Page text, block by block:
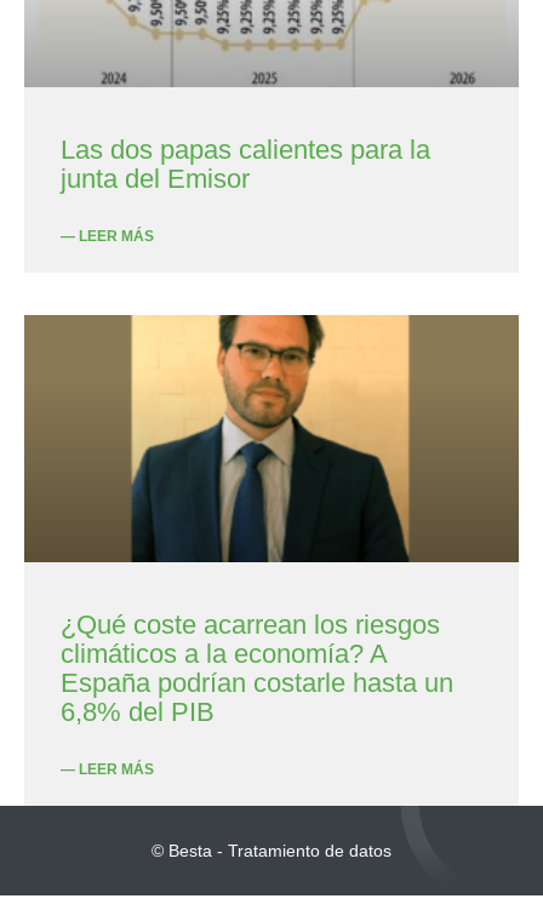
Las dos papas calientes para la
junta del Emisor
— LEER MÁS
¿Qué coste acarrean los riesgos
climáticos a la economía? A
España podrían costarle hasta un
6,8% del PIB
— LEER MÁS
© Besta - Tratamiento de datos